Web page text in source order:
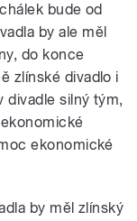
bude od
by ale měl
do konce
zlínské divadlo i
divadle silný tým,
ekonomické
by měl zlínský